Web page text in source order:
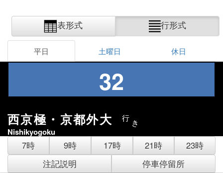
表形式 行形式
平日 土曜日 休日
32
西京極・京都外大 行 き
Nishikyogoku
7時 9時 17時 21時
23時
注記説明
停車停留所